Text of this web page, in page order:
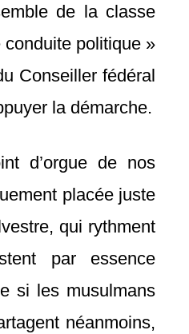
de la classe
politique »
Conseiller fédéral
la démarche.
d’orgue de nos
placée juste
qui rythment
par essence
si les musulmans
néanmoins,